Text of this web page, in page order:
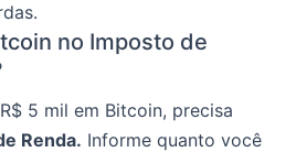
no Imposto de
5 mil em Bitcoin, precisa
Renda. Informe quanto você